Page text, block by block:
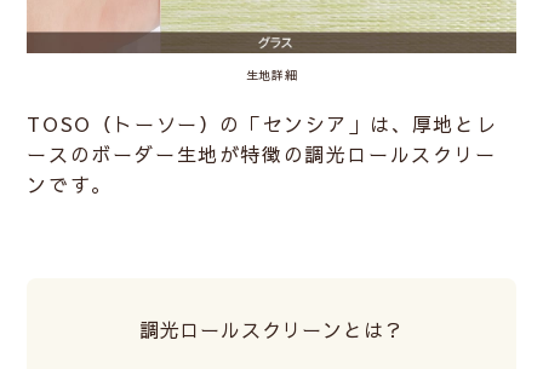
生地詳細
TOSO（トーソー）の「センシア」は、厚地とレ
ースのボーダー生地が特徴の調光ロールスクリー
ンです。
調光ロールスクリーンとは？